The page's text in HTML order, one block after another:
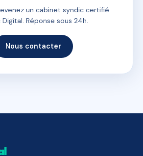
un cabinet syndic certifié
Digital. Réponse sous 24h.
Nous contacter